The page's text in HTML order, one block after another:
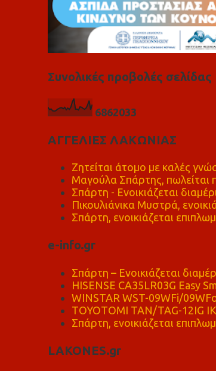
Συνολικές προβολές σελίδας
6862033
ΑΓΓΕΛΙΕΣ ΛΑΚΩΝΙΑΣ
Ζητείται άτομο με καλές
Μαγούλα Σπάρτης, πωλείται
Σπάρτη - Ενοικιάζεται
Πικουλιάνικα Μυστρά,
Σπάρτη, ενοικιάζεται
e-info.gr
Σπάρτη – Ενοικιάζεται
HISENSE CA35LR03G Easy
WINSTAR WST-09WFi/
TOYOTOMI TAN/TAG-12IG
Σπάρτη, ενοικιάζεται
LAKONES.gr